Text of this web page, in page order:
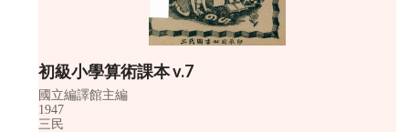
初級小學算術課本 v.7
國立編譯館主編
1947
三民